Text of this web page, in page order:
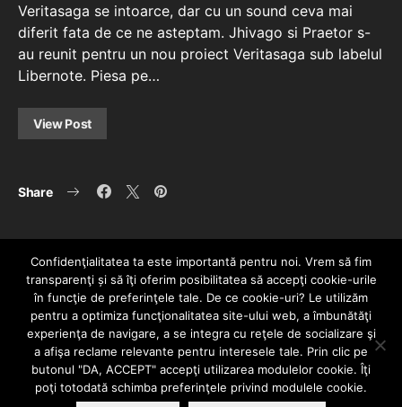
Veritasaga se intoarce, dar cu un sound ceva mai
diferit fata de ce ne asteptam. Jhivago si Praetor s-
au reunit pentru un nou proiect Veritasaga sub labelul
Libernote. Piesa pe…
View Post
Share
HOME CONTACT POLITICĂ DE CONFIDENȚIALITATE
Since 2005 | Copyright by HIPHOPLIVE
ENTERTAINMENT SRL
Confidenţialitatea ta este importantă pentru noi. Vrem să fim
transparenţi și să îţi oferim posibilitatea să accepţi cookie-urile
în funcţie de preferinţele tale. De ce cookie-uri? Le utilizăm
pentru a optimiza funcţionalitatea site-ului web, a îmbunătăţi
experienţa de navigare, a se integra cu reţele de socializare şi
a afişa reclame relevante pentru interesele tale. Prin clic pe
butonul "DA, ACCEPT" accepţi utilizarea modulelor cookie. Îţi
poţi totodată schimba preferinţele privind modulele cookie.